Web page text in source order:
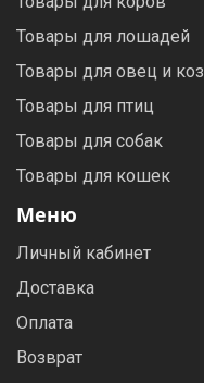
Товары для лошадей
Товары для овец и коз
Товары для птиц
Товары для собак
Товары для кошек
Меню
Личный кабинет
Доставка
Оплата
Возврат